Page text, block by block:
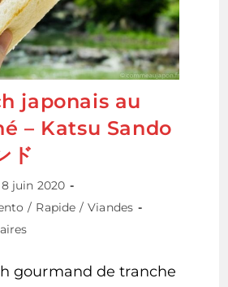
japonais au
– Katsu Sando
ド
:
8 juin 2020
/ Rapide / Viandes
gourmand de tranche